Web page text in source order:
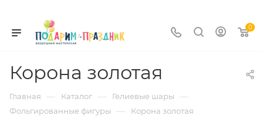
0
Корона золотая
Главная — Каталог — Гелиевые шары —
Фольгированные фигуры — Корона золотая